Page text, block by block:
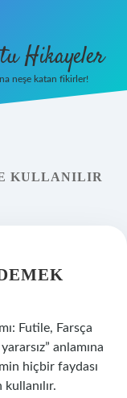
Hikayeler
neşe katan fikirler!
KULLANILIR
Futile, Farsça
anlamına
hiçbir faydası